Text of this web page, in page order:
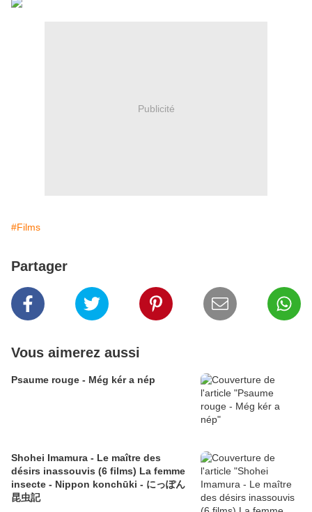
Publicité
#Films
Partager
Vous aimerez aussi
Psaume rouge - Még kér a nép
Shohei Imamura - Le maître des
désirs inassouvis (6 films) La femme
insecte - Nippon konchūki - にっぽん
昆虫記